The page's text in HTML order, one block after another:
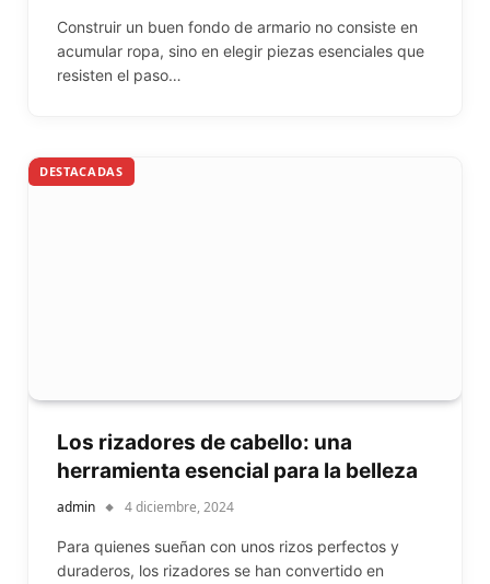
Construir un buen fondo de armario no consiste en
acumular ropa, sino en elegir piezas esenciales que
resisten el paso…
DESTACADAS
Los rizadores de cabello: una
herramienta esencial para la belleza
admin 4 diciembre, 2024
Para quienes sueñan con unos rizos perfectos y
duraderos, los rizadores se han convertido en